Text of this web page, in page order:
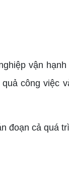
vận hạnh
công việc
đoạn cả quá